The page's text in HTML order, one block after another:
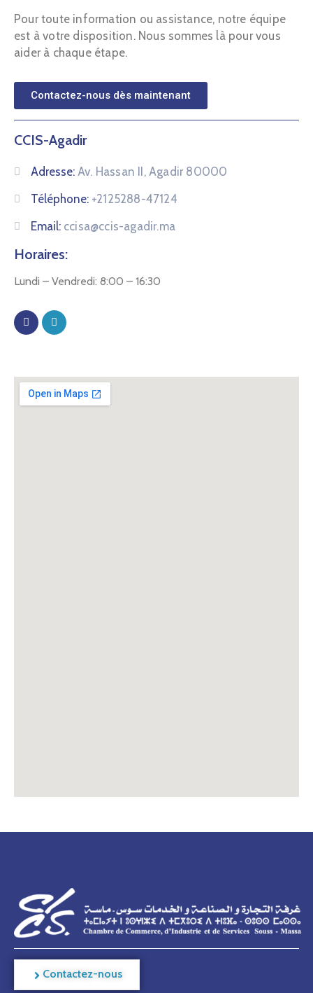
Pour toute information ou assistance, notre équipe
est à votre disposition. Nous sommes là pour vous
aider à chaque étape.
Contactez-nous dès maintenant
CCIS-Agadir
Adresse: Av. Hassan II, Agadir 80000
Téléphone: +2125288-47124
Email: ccisa@ccis-agadir.ma
Horaires:
Lundi – Vendredi: 8:00 – 16:30
Contactez-nous